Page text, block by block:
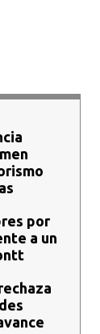
por
a un